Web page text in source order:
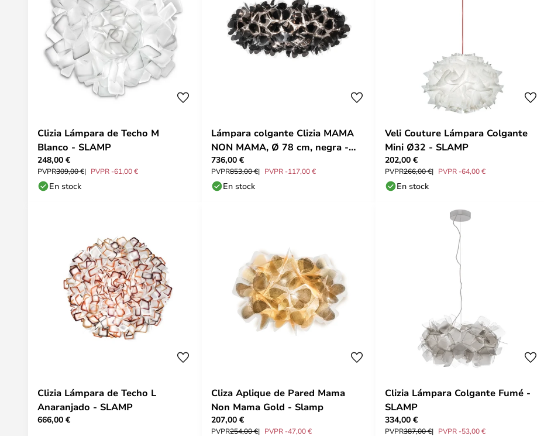
Clizia Lámpara de Techo M
Blanco - SLAMP
248,00 €
PVPR309,00 € PVPR -61,00 €
En stock
Lámpara colgante Clizia MAMA
NON MAMA, Ø 78 cm, negra -
Slamp
736,00 €
PVPR853,00 € PVPR -117,00 €
En stock
Veli Couture Lámpara Colgante
Mini Ø32 - SLAMP
202,00 €
PVPR266,00 € PVPR -64,00 €
En stock
Clizia Lámpara de Techo L
Anaranjado - SLAMP
666,00 €
Cliza Aplique de Pared Mama
Non Mama Gold - Slamp
207,00 €
PVPR254,00 € PVPR -47,00 €
Clizia Lámpara Colgante Fumé -
SLAMP
334,00 €
PVPR387,00 € PVPR -53,00 €